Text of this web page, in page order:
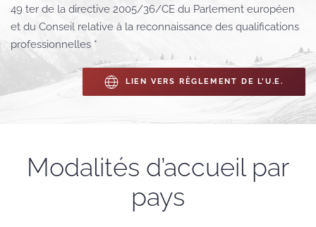
49 ter de la directive 2005/36/CE du Parlement européen
et du Conseil relative à la reconnaissance des qualifications
professionnelles *
LIEN VERS RÈGLEMENT DE L’U.E.
Modalités d’accueil par
pays